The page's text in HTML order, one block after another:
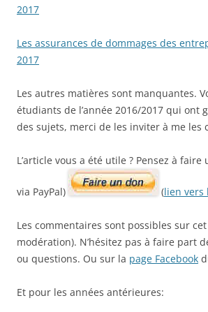
2017
Les assurances de dommages des
2017
Les autres matières sont manquantes.
étudiants de l’année 2016/2017 qui ont
des sujets, merci de les inviter à me les
L’article vous a été utile ? Pensez à faire
via PayPal) (lien vers
Les commentaires sont possibles sur
modération). N’hésitez pas à faire part
ou questions. Ou sur la page Facebook
Et pour les années antérieures: